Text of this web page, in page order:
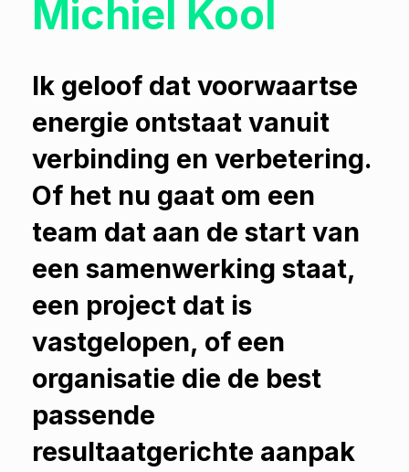
Michiel Kool
Ik geloof dat voorwaartse
energie ontstaat vanuit
verbinding en verbetering.
Of het nu gaat om een
team dat aan de start van
een samenwerking staat,
een project dat is
vastgelopen, of een
organisatie die de best
passende
resultaatgerichte aanpak